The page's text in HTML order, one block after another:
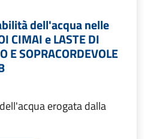
dell'acqua nelle
CIMAI e LASTE DI
E SOPRACORDEVOLE
erogata dalla